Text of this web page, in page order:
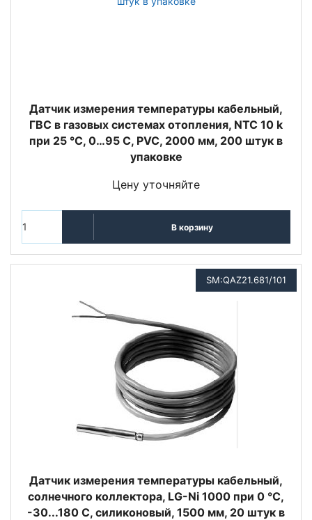
Датчик измерения температуры кабельный,
ГВС в газовых системах отопления, NTC 10 k
при 25 °C, 0…95 С, PVC, 2000 мм, 200 штук в
упаковке
Цену уточняйте
В корзину
SM:QAZ21.681/101
Датчик измерения температуры кабельный,
солнечного коллектора, LG-Ni 1000 при 0 °C,
-30...180 С, силиконовый, 1500 мм, 20 штук в